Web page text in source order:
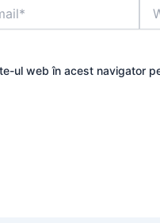
ul web în acest navigator